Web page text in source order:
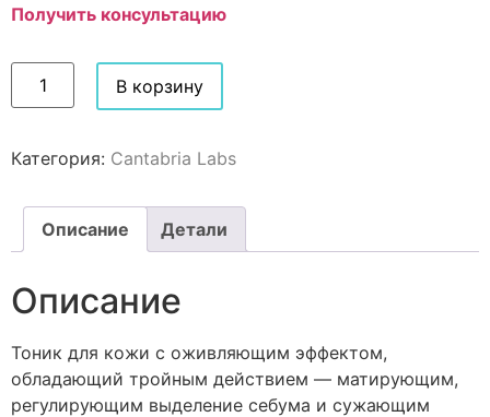
Получить консультацию
В корзину
Категория: Cantabria Labs
Описание Детали
Описание
Тоник для кожи с оживляющим эффектом,
обладающий тройным действием — матирующим,
регулирующим выделение себума и сужающим